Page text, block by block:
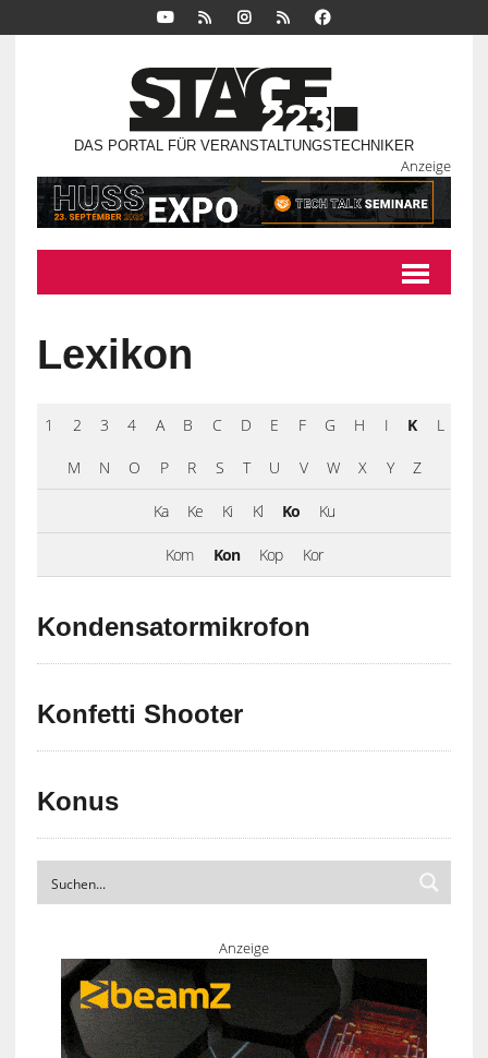
DAS PORTAL FÜR VERANSTALTUNGSTECHNIKER
Anzeige
Lexikon
1 2 3 4 A B C D E F G H I K L
M N O P R S T U V W X Y Z
Ka Ke Ki Kl Ko Ku
Kom Kon Kop Kor
Kondensatormikrofon
Konfetti Shooter
Konus
Anzeige